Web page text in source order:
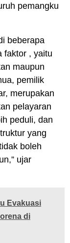
pemangku
beberapa
faktor , yaitu
maupun
pemilik
merupakan
pelayaran
peduli, dan
yang
boleh
ujar
Evakuasi
di